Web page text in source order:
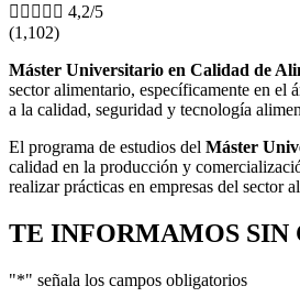
     4,2/5
(1,102)
Máster Universitario en Calidad de
sector alimentario, específicamente en el
a la calidad, seguridad y tecnología
El programa de estudios del Máster
calidad en la producción y
realizar prácticas en empresas del sector
TE INFORMAMOS SIN
"*" señala los campos obligatorios